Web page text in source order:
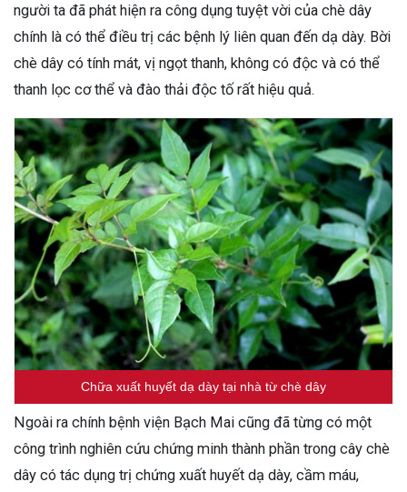
người ta đã phát hiện ra công dụng tuyệt vời của chè dây
chính là có thể điều trị các bệnh lý liên quan đến dạ dày. Bời
chè dây có tính mát, vị ngọt thanh, không có độc và có thể
thanh lọc cơ thể và đào thải độc tố rất hiệu quả.
Chữa xuất huyết dạ dày tại nhà từ chè dây
Ngoài ra chính bệnh viện Bạch Mai cũng đã từng có một
công trình nghiên cứu chứng minh thành phần trong cây chè
dây có tác dụng trị chứng xuất huyết dạ dày, cầm máu,